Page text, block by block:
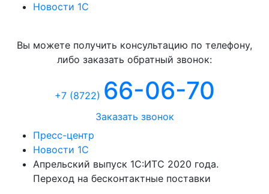
Новости 1С
Вы можете получить консультацию по телефону,
либо заказать обратный звонок:
+7 (8722) 66-06-70
Заказать звонок
Пресс-центр
Новости 1С
Апрельский выпуск 1С:ИТС 2020 года.
Переход на бесконтактные поставки